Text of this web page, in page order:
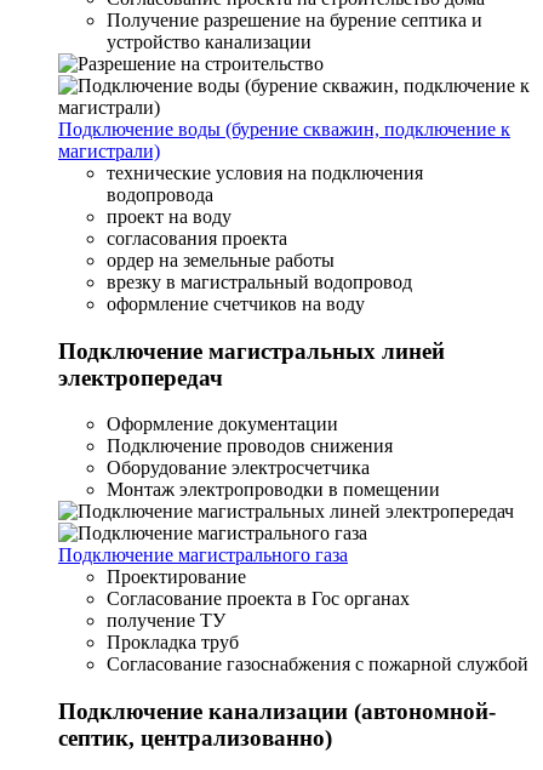
Получение разрешение на бурение септика и
устройство канализации
Подключение воды (бурение скважин, подключение к
магистрали)
технические условия на подключения
водопровода
проект на воду
согласования проекта
ордер на земельные работы
врезку в магистральный водопровод
оформление счетчиков на воду
Подключение магистральных линей
электропередач
Оформление документации
Подключение проводов снижения
Оборудование электросчетчика
Монтаж электропроводки в помещении
Подключение магистрального газа
Проектирование
Согласование проекта в Гос органах
получение ТУ
Прокладка труб
Согласование газоснабжения с пожарной службой
Подключение канализации (автономной-
септик, централизованно)